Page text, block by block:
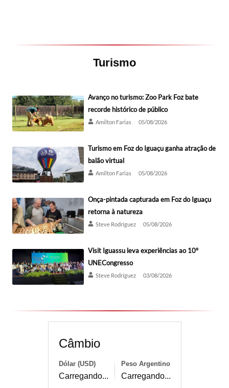
Turismo
Avanço no turismo: Zoo Park Foz bate
recorde histórico de público
Amilton Farias 05/08/2026
Turismo em Foz do Iguaçu ganha atração de
balão virtual
Amilton Farias 05/08/2026
Onça-pintada capturada em Foz do Iguaçu
retorna à natureza
Steve Rodríguez 05/08/2026
Visit Iguassu leva experiências ao 10º
UNECongresso
Steve Rodríguez 03/08/2026
Câmbio
Dólar (USD)
Carregando...
Peso Argentino
Carregando...